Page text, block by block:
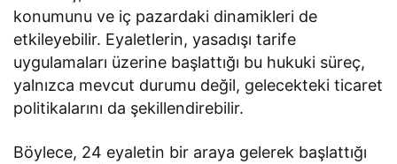
konumunu ve iç pazardaki dinamikleri de
etkileyebilir. Eyaletlerin, yasadışı tarife
uygulamaları üzerine başlattığı bu hukuki süreç,
yalnızca mevcut durumu değil, gelecekteki ticaret
politikalarını da şekillendirebilir.
Böylece, 24 eyaletin bir araya gelerek başlattığı